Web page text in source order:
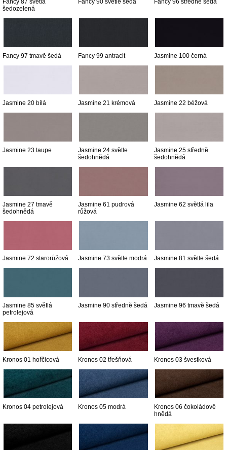
Fancy 87 světlá
šedozelená
Fancy 90 světle šedá Fancy 96 středně šedá
Fancy 97 tmavě šedá Fancy 99 antracit Jasmine 100 černá
Jasmine 20 bílá Jasmine 21 krémová Jasmine 22 béžová
Jasmine 23 taupe
Jasmine 24 světle
šedohnědá
Jasmine 25 středně
šedohnědá
Jasmine 27 tmavě
šedohnědá
Jasmine 61 pudrová
růžová
Jasmine 62 světlá lila
Jasmine 72 starorůžová Jasmine 73 světle modrá Jasmine 81 světle šedá
Jasmine 85 světlá
petrolejová
Jasmine 90 středně šedá Jasmine 96 tmavě šedá
Kronos 01 hořčicová Kronos 02 třešňová Kronos 03 švestková
Kronos 04 petrolejová Kronos 05 modrá
Kronos 06 čokoládově
hnědá